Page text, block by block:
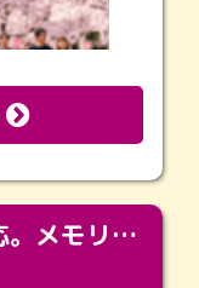
急な依頼にも寄り添う対応。メモリアルコーナーで振り返る大切な日々